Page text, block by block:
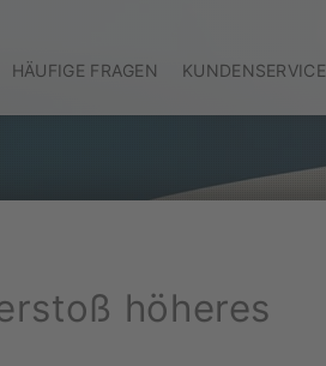
HÄUFIGE FRAGEN KUNDENSERVICE
höheres